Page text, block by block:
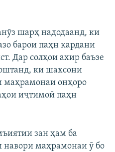
шарҳ надодаанд, ки
барои паҳн кардани
Дар солҳои ахир баъзе
ки шахсони
маҳрамонаи онҳоро
иҷтимоӣ паҳн
зан ҳам ба
навори маҳрамонаи ӯ бо